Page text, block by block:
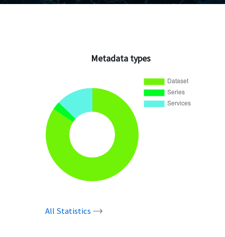
All Statistics